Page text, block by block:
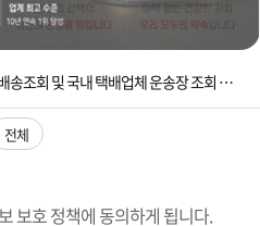
배송 및 휴무 안내
[운송장번호 조회법]배송조회 및 국내 택배업체 운송장 조회 하는법
앱설치 가능합니다.
집 밖에 주소로 택배 받기
전체
보호 정책에 동의하게 됩니다.